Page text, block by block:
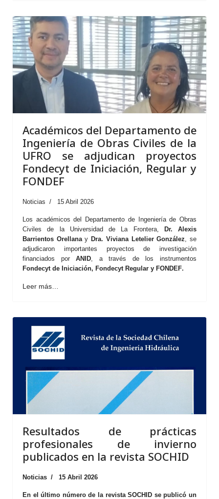
Académicos del Departamento de
Ingeniería de Obras Civiles de la
UFRO se adjudican proyectos
Fondecyt de Iniciación, Regular y
FONDEF
Noticias 15 Abril 2026
Los académicos del Departamento de Ingeniería de Obras
Civiles de la Universidad de La Frontera,
Dr. Alexis
Barrientos Orellanay Dra. Viviana Letelier González, se
adjudicaron importantes proyectos de investigación
financiados porANID, a través de los instrumentos
Fondecyt de Iniciación, Fondecyt Regular y FONDEF.
Leer más…
Resultados de prácticas
profesionales de invierno
publicados en la revista SOCHID
Noticias 15 Abril 2026
En el último número de la revista SOCHID se publicó un